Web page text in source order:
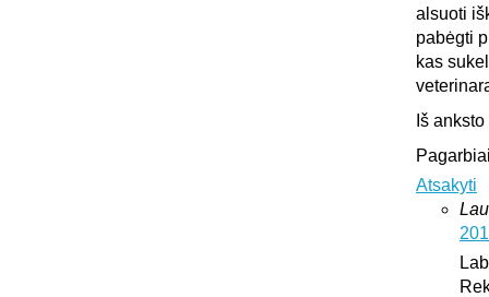
alsuoti
pabėgti
kas
Iš
Atsakyti